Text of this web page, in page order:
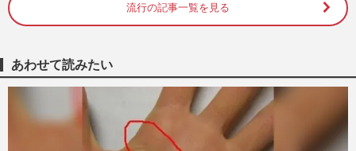
ポケモン、30周年記念グッズの後出し“受
注生産”を発表「転売ヤーさよなら」転売
週刊女性PRIME
『めじるし』ブームに激震？ちいかわ・マ
リオの次は「30代以上を狙い撃ち」ファミ
マで“即完”続出『ポケモ…
流行の記事一覧を見る
あわせて読みたい